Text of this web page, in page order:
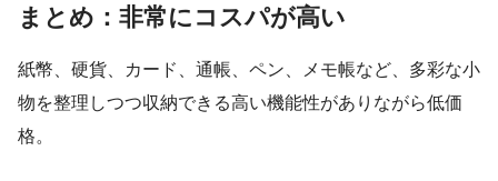
まとめ：非常にコスパが高い
紙幣、硬貨、カード、通帳、ペン、メモ帳など、多彩な小
物を整理しつつ収納できる高い機能性がありながら低価
格。